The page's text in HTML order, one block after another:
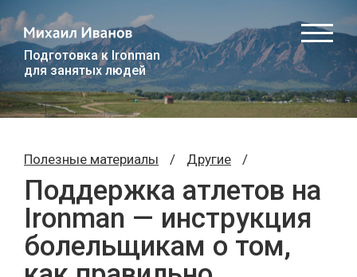
Подготовка к Ironman
для занятых людей
Полезные материалы / Другие /
Поддержка атлетов на
Ironman — инструкция
болельщикам о том,